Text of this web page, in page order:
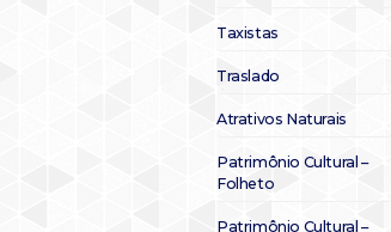
Taxistas
Traslado
Atrativos Naturais
Patrimônio Cultural –
Folheto
Patrimônio Cultural –